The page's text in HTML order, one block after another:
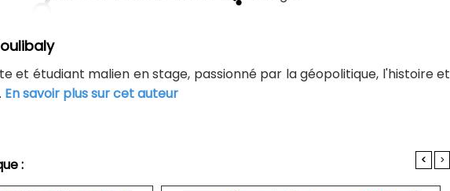
et étudiant malien en stage, passionné par la géopolitique, l'histoire et
En savoir plus sur cet auteur
: < >